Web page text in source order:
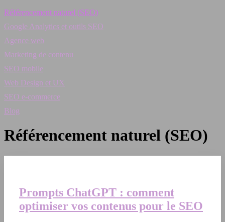
Référencement naturel (SEO)
Google Analytics et outils SEO
Agence web
Marketing de contenu
SEO mobile
Web Design et UX
SEO e-commerce
Blog
Référencement naturel (SEO)
Prompts ChatGPT : comment
optimiser vos contenus pour le SEO